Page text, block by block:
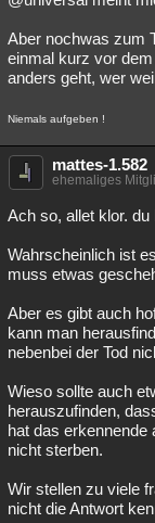
weitere Rubriken
Philosophie
Musik Clash
Übersichten
Besucht
Lesenswert
Aber nochwas zum
einmal kurz vor
anders geht, wer
Niemals aufgeben !
mattes-1.582
ehemaliges
Ach so, allet klor.
Wahrscheinlich ist
muss etwas
Aber es gibt auch
kann man
nebenbei der Tod
Wieso sollte auch
herauszufinden,
hat das erkennende
nicht sterben.
Wir stellen zu viele
nicht die Antwort